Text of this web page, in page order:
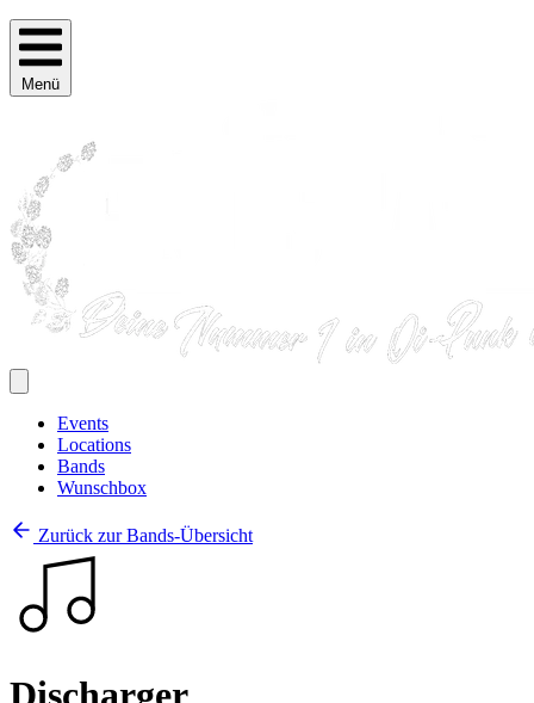
Menü
Events
Locations
Bands
Wunschbox
Zurück zur Bands-Übersicht
Discharger